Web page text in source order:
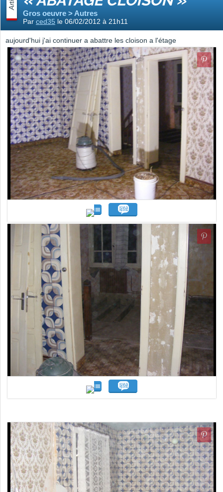
Gros oeuvre > Autres
Par ced35 le 06/02/2012 à 21h11
aujourd'hui j'ai continuer a abattre les cloison a l'étage